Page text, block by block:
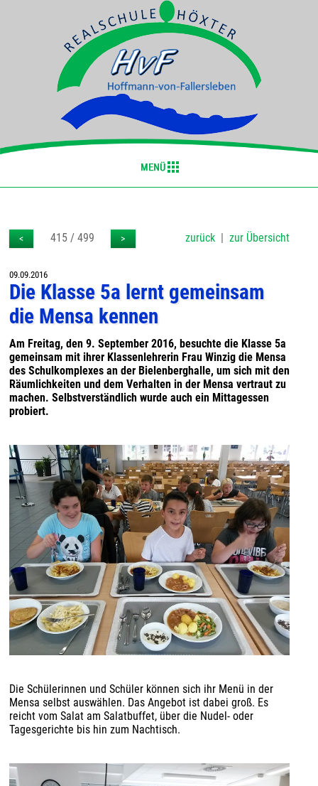
< 415 / 499 > zurück |zur Übersicht
09.09.2016
Die Klasse 5a lernt gemeinsam
die Mensa kennen
Am Freitag, den 9. September 2016, besuchte die Klasse 5a
gemeinsam mit ihrer Klassenlehrerin Frau Winzig die Mensa
des Schulkomplexes an der Bielenberghalle, um sich mit den
Räumlichkeiten und dem Verhalten in der Mensa vertraut zu
machen. Selbstverständlich wurde auch ein Mittagessen
probiert.
Die Schülerinnen und Schüler können sich ihr Menü in der
Mensa selbst auswählen. Das Angebot ist dabei groß. Es
reicht vom Salat am Salatbuffet, über die Nudel- oder
Tagesgerichte bis hin zum Nachtisch.